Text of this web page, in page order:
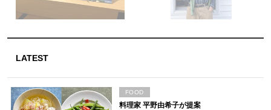
LATEST
料理家 平野由希子が提案
FOOD